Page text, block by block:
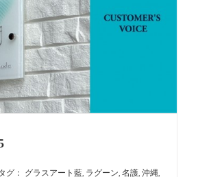
グ： グラスアート藍 ラグーン 名護 沖縄